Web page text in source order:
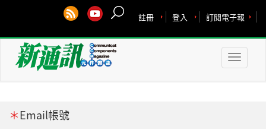
訂閱電子報
登入
註冊
Toggle
＊Email帳號